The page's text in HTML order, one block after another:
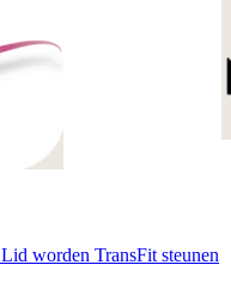
Lid worden TransFit steunen